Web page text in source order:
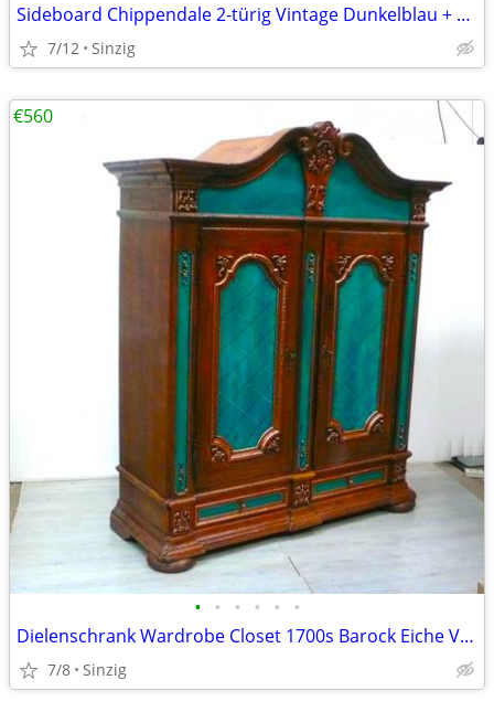
Sideboard Chippendale 2-türig Vintage Dunkelblau + Blüten handpainted
7/12 Sinzig
• • • • • •
Dielenschrank Wardrobe Closet 1700s Barock Eiche Vollholz +Türkis
7/8 Sinzig
€560